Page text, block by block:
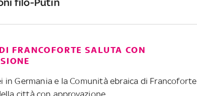
FRANCOFORTE SALUTA CON
in Germania e la Comunità ebraica di Francoforte
città con approvazione.